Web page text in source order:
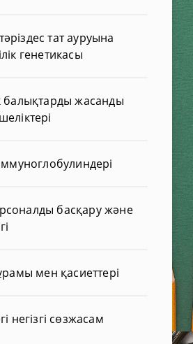
тат ауруына
генетикасы
балықтарды жасанды
басқару және
мен қасиеттері
негізгі сөзжасам